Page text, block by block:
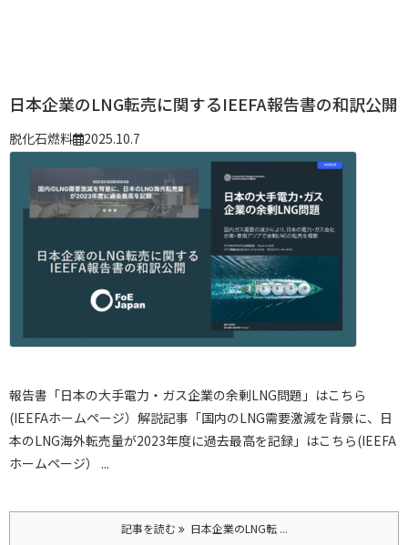
日本企業のLNG転売に関するIEEFA報告書の和訳公開
脱化石燃料 2025.10.7
報告書「日本の大手電力・ガス企業の余剰LNG問題」はこちら
(IEEFAホームページ） 解説記事「国内のLNG需要激減を背景に、日
本のLNG海外転売量が2023年度に過去最高を記録」はこちら(IEEFA
ホームページ） ...
記事を読む 日本企業のLNG転 ...